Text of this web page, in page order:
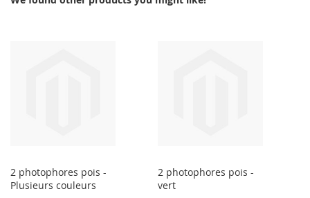
2 photophores pois -
Plusieurs couleurs
2 photophores pois -
vert